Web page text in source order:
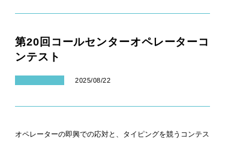
第20回コールセンターオペレーターコ
ンテスト
2025/08/22
オペレーターの即興での応対と、タイピングを競うコンテス